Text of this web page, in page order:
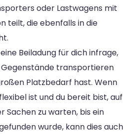
oder Lastwagens mit
teilt, die ebenfalls in die
Beiladung für dich infrage,
transportieren
Platzbedarf hast. Wenn
ist und du bereit bist, auf
Sachen zu warten, bis ein
wurde, kann dies auch